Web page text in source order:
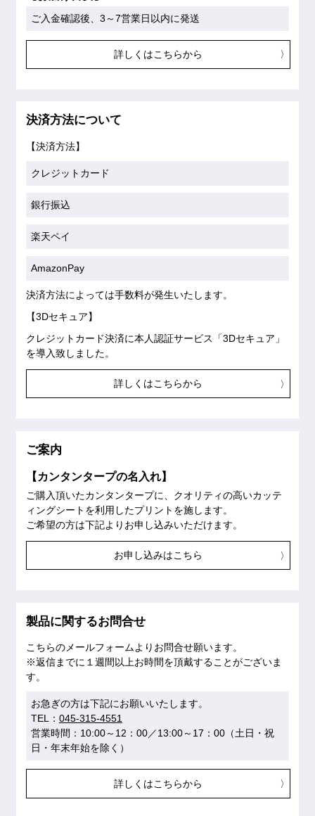
ご入金確認後、3～7営業日以内に発送
詳しくはこちらから
決済方法について
【決済方法】
クレジットカード
銀行振込
楽天ペイ
AmazonPay
決済方法によっては手数料が発生いたします。
【3Dセキュア】
クレジットカード決済に本人認証サービス「3Dセキュア」
を導入致しました。
詳しくはこちらから
ご案内
【カンタンタープの名入れ】
ご購入頂いたカンタンタープに、クオリティの高いカッテ
ィングシートを利用したプリントを施します。
ご希望の方は下記よりお申し込みいただけます。
お申し込みはこちら
製品に関するお問合せ
こちらのメールフォームよりお問合せ願います。
※返信までに１週間以上お時間を頂戴することがございま
す。
お急ぎの方は下記にお願いいたします。
TEL： 045-315-4551
営業時間：10:00～12：00／13:00～17：00（土日・祝
日・年末年始を除く）
詳しくはこちらから